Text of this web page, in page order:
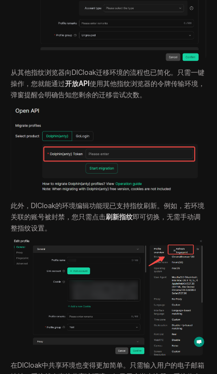
从其他指纹浏览器向DICloak迁移环境的流程也已简化。只需一键
操作，您就能通过开放API使用其他指纹浏览器的令牌传输环境，
弹窗提醒会明确告知您剩余的迁移尝试次数。
此外，DICloak的环境编辑功能现已支持指纹刷新。例如，若环境
关联的账号被封禁，您只需点击刷新指纹即可切换，无需手动调
整指纹设置。
在DICloak中共享环境也变得更加简单。只需输入用户的电子邮箱